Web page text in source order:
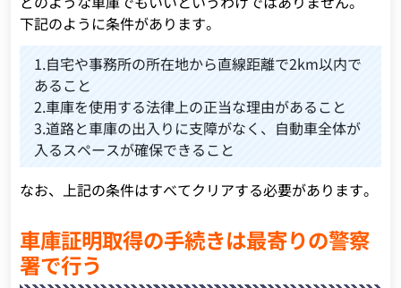
下記のように条件があります。
1.自宅や事務所の所在地から直線距離で2km以内で
あること
2.車庫を使用する法律上の正当な理由があること
3.道路と車庫の出入りに支障がなく、自動車全体が
入るスペースが確保できること
なお、上記の条件はすべてクリアする必要があります。
車庫証明取得の手続きは最寄りの警察
署で行う